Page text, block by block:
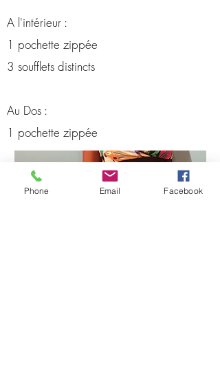
A l'intérieur :
1 pochette zippée
3 soufflets distincts
Au Dos :
1 pochette zippée
Phone Email Facebook